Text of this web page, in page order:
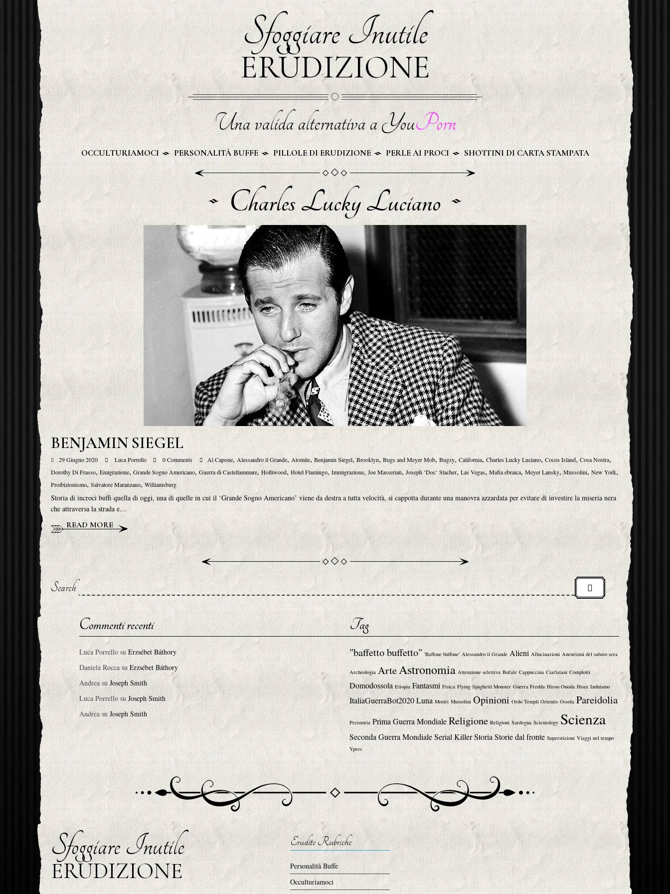
Sfoggiare Inutile
ERUDIZIONE
Una valida alternativa a YouPorn
OCCULTURIAMOCI PERSONALITÀ BUFFE PILLOLE DI ERUDIZIONE PERLE AI PROCI SHOTTINI DI CARTA STAMPATA
Charles Lucky Luciano
BENJAMIN SIEGEL
29 Giugno 2020 Luca Porrello 0 Comments Al Capone,Alessandro il Grande,Atomite,Benjamin Siegel,Brooklyn,Bugs and Meyer Mob,Bugsy,California,Charles Lucky Luciano,Cocos Island,Cosa Nostra,
Dorothy Di Frasso,Emigrazione,Grande Sogno Americano,Guerra di Castellammare,Holliwood,Hotel Flamingo,Immigrazione,Joe Masseriaù,Joseph ‘Doc’ Stacher,Las Vegas,Mafia ebraica,Meyer Lansky,Mussolini,New York,
Proibizionismo,Salvatore Maranzano,Williamsburg
Storia di incroci buffi quella di oggi, una di quelle in cui il ‘Grande Sogno Americano’ viene da destra a tutta velocità, si cappotta durante una manovra azzardata per evitare di investire la miseria nera
che attraversa la strada e…
READ MORE
Search
Commenti recenti
Luca PorrellosuErzsébet Báthory
Daniela RoccasuErzsébet Báthory
AndreasuJoseph Smith
Luca PorrellosuJoseph Smith
AndreasuJoseph Smith
Tag
"baffetto buffetto" 'Baffone buffone' Alessandro il Grande Alieni Allucinazioni Aneurismi del sabato sera
Archeologia ArteAstronomia Attenzione selettiva Bufale Cappuccina Ciarlatani Complotti
Domodossola Etiopia Fantasmi Fisica Flying Spaghetti Monster Guerra Fredda Hiroo Onoda Hoax Induismo
ItaliaGuerraBot2020 Luna Mostri Mussolini Opinioni Ordo Templi Orientis Ossola Pareidolia
Preistoria Prima Guerra MondialeReligione Religioni Sardegna Scientology Scienza
Seconda Guerra MondialeSerial KillerStoria Storie dal fronte Superstizioni Viaggi nel tempo
Ypres
Sfoggiare Inutile
ERUDIZIONE
Erudite Rubriche
Personalità Buffe
Occulturiamoci